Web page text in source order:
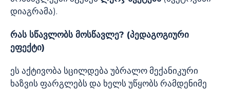
დიაგრამა).
რას სწავლობს მოსწავლე? (პედაგოგიური
ეფექტი)
ეს აქტივობა სცილდება უბრალო მექანიკური
ხაზვის ფარგლებს და ხელს უწყობს რამდენიმე